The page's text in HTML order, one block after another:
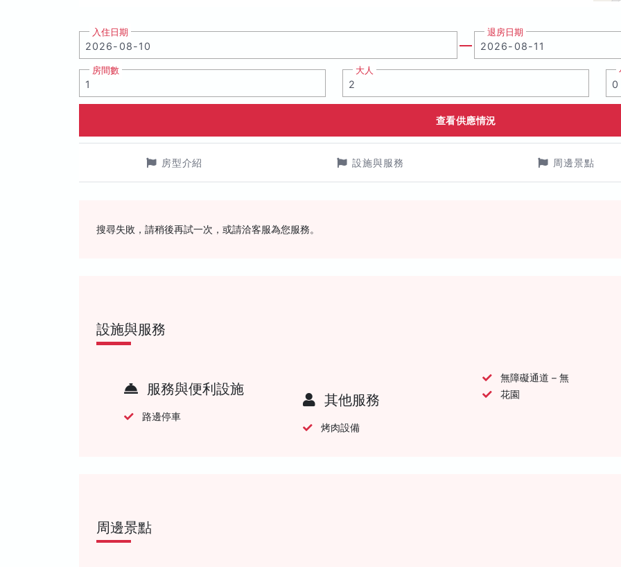
入住日期 退房日期
房間數 大人
查看供應情況
房型介紹 設施與服務 周邊景點
搜尋失敗，請稍後再試一次，或請洽客服為您服務。
設施與服務
服務與便利設施
路邊停車
其他服務
烤肉設備
無障礙通道 – 無
花園
周邊景點